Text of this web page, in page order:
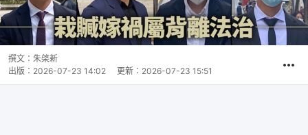
撰文： 朱棨新
出版： 2026-07-23 14:02 更新： 2026-07-23 15:51